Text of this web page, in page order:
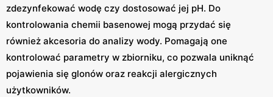
zdezynfekować wodę czy dostosować jej pH. Do
kontrolowania chemii basenowej mogą przydać się
również akcesoria do analizy wody. Pomagają one
kontrolować parametry w zbiorniku, co pozwala uniknąć
pojawienia się glonów oraz reakcji alergicznych
użytkowników.